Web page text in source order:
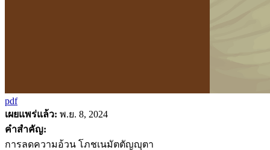
pdf
เผยแพร่แล้ว: พ.ย. 8, 2024
คำสำคัญ:
การลดความอ้วน โภชเนมัตตัญญุตา